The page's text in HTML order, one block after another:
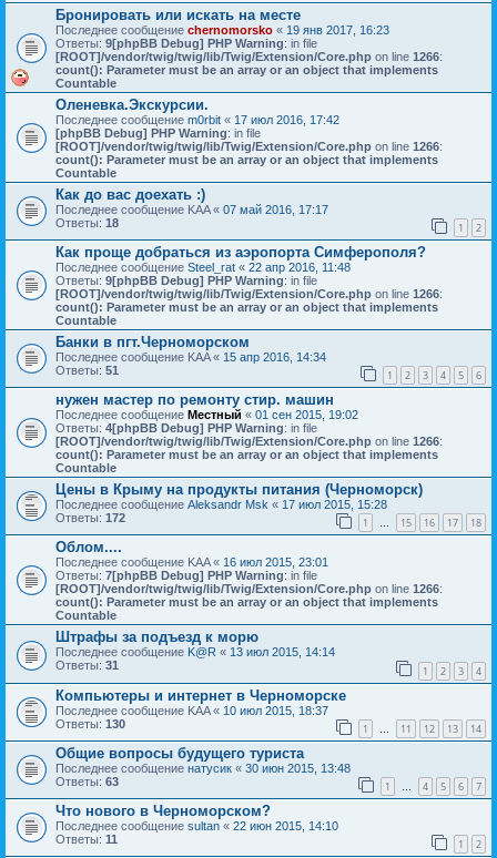
Бронировать или искать на месте
Последнее сообщение chernomorsko « 19 янв 2017, 16:23
Ответы: 9[phpBB Debug] PHP Warning: in file
[ROOT]/vendor/twig/twig/lib/Twig/Extension/Core.php on line 1266:
count(): Parameter must be an array or an object that implements
Countable
Оленевка.Экскурсии.
Последнее сообщение m0rbit « 17 июл 2016, 17:42
[phpBB Debug] PHP Warning: in file
[ROOT]/vendor/twig/twig/lib/Twig/Extension/Core.php on line 1266:
count(): Parameter must be an array or an object that implements
Countable
Как до вас доехать :)
Последнее сообщение KAA« 07 май 2016, 17:17
Ответы: 18 1 2
Как проще добраться из аэропорта Симферополя?
Последнее сообщение Steel_rat « 22 апр 2016, 11:48
Ответы: 9[phpBB Debug] PHP Warning: in file
[ROOT]/vendor/twig/twig/lib/Twig/Extension/Core.php on line 1266:
count(): Parameter must be an array or an object that implements
Countable
Банки в пгт.Черноморском
Последнее сообщение KAA« 15 апр 2016, 14:34
Ответы: 51 1 2 3 4 5 6
нужен мастер по ремонту стир. машин
Последнее сообщение Местный « 01 сен 2015, 19:02
Ответы: 4[phpBB Debug] PHP Warning: in file
[ROOT]/vendor/twig/twig/lib/Twig/Extension/Core.php on line 1266:
count(): Parameter must be an array or an object that implements
Countable
Цены в Крыму на продукты питания (Черноморск)
Последнее сообщение Aleksandr Msk « 17 июл 2015, 15:28
Ответы: 172 1 … 15 16 17 18
Облом....
Последнее сообщение KAA« 16 июл 2015, 23:01
Ответы: 7[phpBB Debug] PHP Warning: in file
[ROOT]/vendor/twig/twig/lib/Twig/Extension/Core.php on line 1266:
count(): Parameter must be an array or an object that implements
Countable
Штрафы за подъезд к морю
Последнее сообщение K@R « 13 июл 2015, 14:14
Ответы: 31 1 2 3 4
Компьютеры и интернет в Черноморске
Последнее сообщение KAA« 10 июл 2015, 18:37
Ответы: 130 1 11 12 13 14
Общие вопросы будущего туриста
Последнее сообщение натусик « 30 июн 2015, 13:48
Ответы: 63 1 4 5 6 7
Что нового в Черноморском?
Последнее сообщение sultan « 22 июн 2015, 14:10
Ответы: 11 1 2